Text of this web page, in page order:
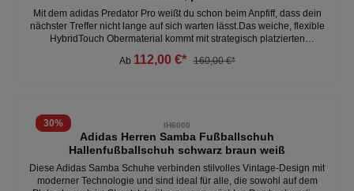
Mit dem adidas Predator Pro weißt du schon beim Anpfiff, dass dein
nächster Treffer nicht lange auf sich warten lässt.Das weiche, flexible
HybridTouch Obermaterial kommt mit strategisch platzierten
umschlagbaren Zunge für optimalen Ballkontakt.Außerdem
Ballkontakt - stabilität - obermaterial aus Synthetik Weitere Herren
Fußballschuhe unter: Herren- Schuhe- Fussball
Ab 112,00 €* 160,00 €*
30% IH6000
Adidas Herren Samba Fußballschuh
Hallenfußballschuh schwarz braun weiß
Diese Adidas Samba Schuhe verbinden stilvolles Vintage-Design mit
moderner Technologie und sind ideal für alle, die sowohl auf dem